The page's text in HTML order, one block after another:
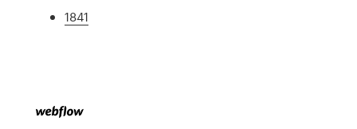
1841